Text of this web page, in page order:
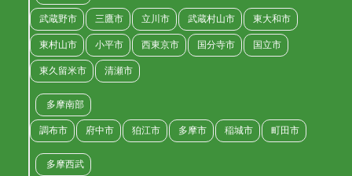
武蔵野市 三鷹市 立川市 武蔵村山市 東大和市
東村山市 小平市 西東京市 国分寺市 国立市
東久留米市 清瀬市
多摩南部
調布市 府中市 狛江市 多摩市 稲城市 町田市
多摩西武